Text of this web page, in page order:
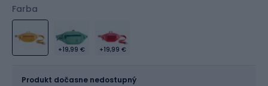
Farba
+19,99 € +19,99 €
Produkt dočasne nedostupný